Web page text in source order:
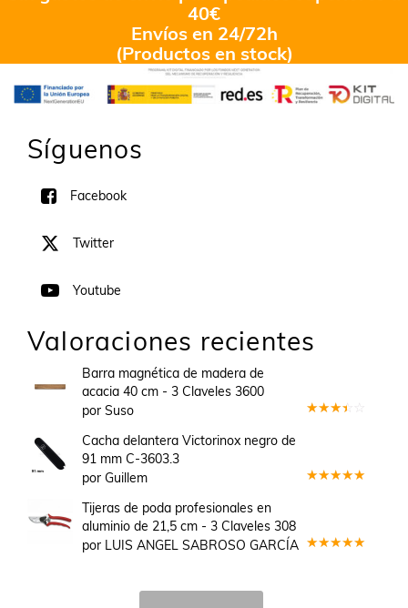
40€
Envíos en 24/72h
(Productos en stock)
Síguenos
Facebook
Twitter
Youtube
Valoraciones recientes
Barra magnética de madera de
acacia 40 cm - 3 Claveles 3600
por Suso
Cacha delantera Victorinox negro de
91 mm C-3603.3
por Guillem
Tijeras de poda profesionales en
aluminio de 21,5 cm - 3 Claveles 308
por LUIS ANGEL SABROSO GARCÍA